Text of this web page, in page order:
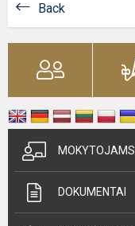
Back
MOKYTOJAMS
DOKUMENTAI